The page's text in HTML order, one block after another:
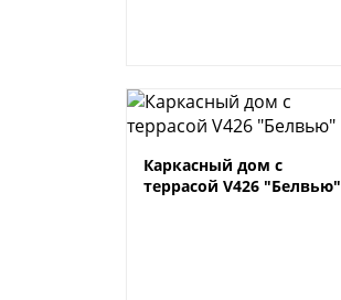
Каркасный дом с
террасой V426 "Белвью"